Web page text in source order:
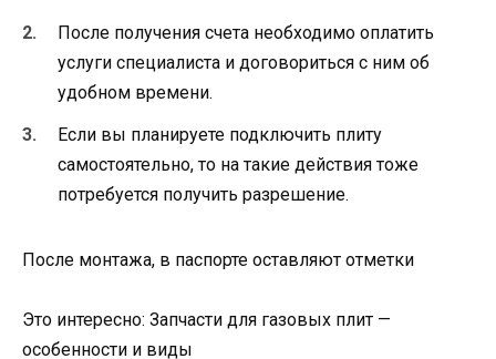
После получения счета необходимо оплатить
услуги специалиста и договориться с ним об
удобном времени.
Если вы планируете подключить плиту
самостоятельно, то на такие действия тоже
потребуется получить разрешение.
После монтажа, в паспорте оставляют отметки
Это интересно: Запчасти для газовых плит —
особенности и виды